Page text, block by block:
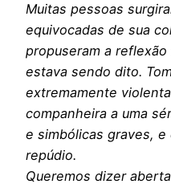
Muitas pessoas
equivocadas de sua
propuseram a
estava sendo dito.
extremamente
companheira a uma
e simbólicas graves,
repúdio.
Queremos dizer